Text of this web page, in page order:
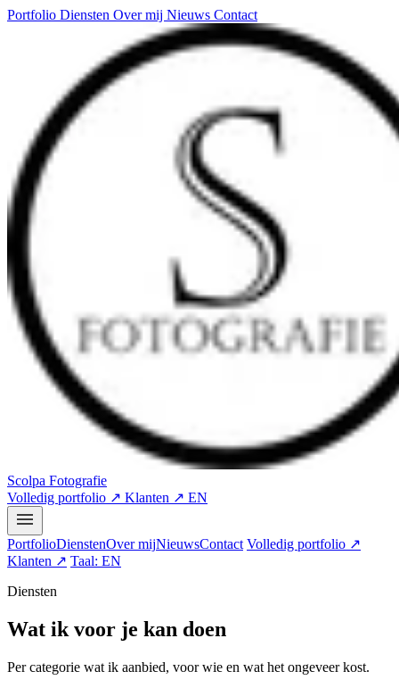
Portfolio Diensten Over mij Nieuws Contact
Scolpa Fotografie
Volledig portfolio ↗ Klanten ↗ EN
PortfolioDienstenOver mijNieuwsContact Volledig portfolio ↗
Klanten ↗ Taal: EN
Diensten
Wat ik voor je kan doen
Per categorie wat ik aanbied, voor wie en wat het ongeveer kost.